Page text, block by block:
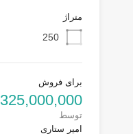
متراژ
250
برای فروش
325,000,000تومان
توسط
امیر ستاری